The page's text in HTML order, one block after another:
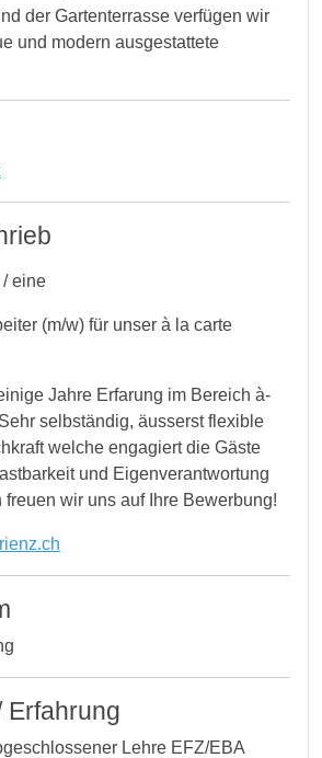
der Gartenterrasse verfügen wir
und modern ausgestattete
eine
(m/w) für unser à la carte
Jahre Erfarung im Bereich à-
selbständig, äusserst flexible
welche engagiert die Gäste
und Eigenverantwortung
freuen wir uns auf Ihre Bewerbung!
Erfahrung
Lehre EFZ/EBA